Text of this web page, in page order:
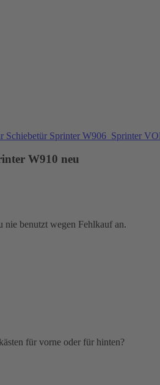
Schiebetür Sprinter W906 Sprinter
W910 neu
benutzt wegen Fehlkauf an.
für vorne oder für hinten?